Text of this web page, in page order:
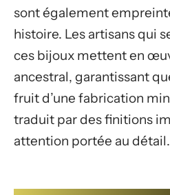
sont également
histoire. Les artisans qui
ces bijoux mettent en
ancestral, garantissant
fruit d’une fabrication
traduit par des finitions
attention portée au détail.